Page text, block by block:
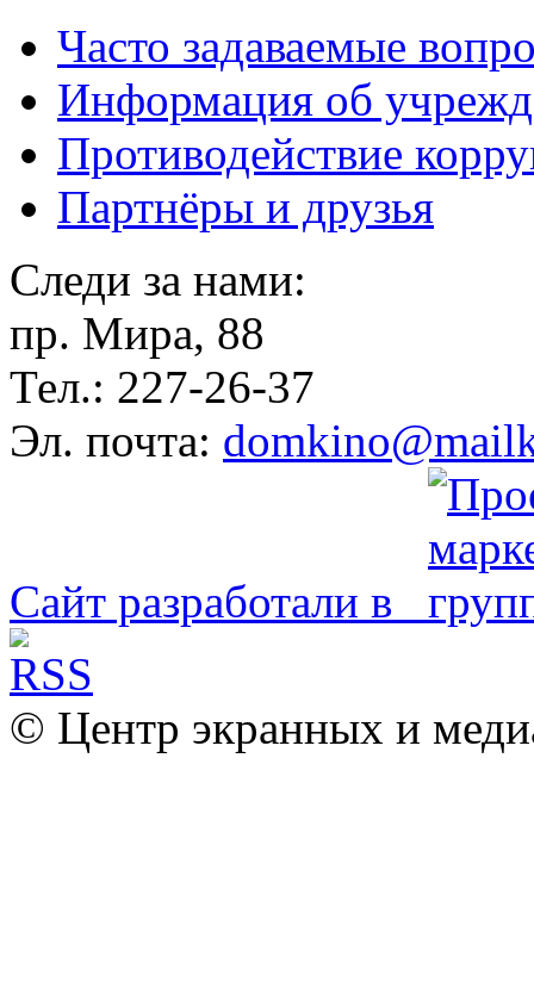
Часто задаваемые
Информация об
Противодействие
Партнёры и друзья
Следи за нами:
пр. Мира, 88
Тел.: 227-26-37
Эл. почта:
Сайт разработали в
© Центр экранных и